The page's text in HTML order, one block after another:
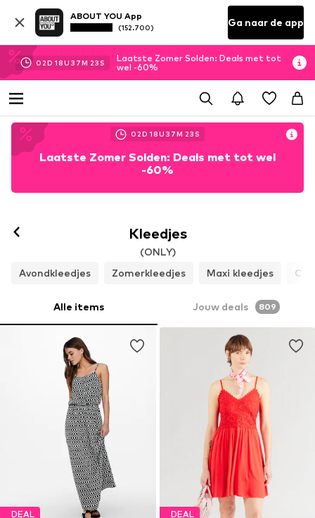
ABOUT YOU App
(152.700) Ga naar de app
02D 18U 37M 20 S
Laatste Zomer Solden: Deals met tot
wel -60%
02D 18U 37M 20 S
Laatste Zomer Solden: Deals met tot wel
-60%
Kleedjes
(ONLY)
Avondkleedjes
Zomerkleedjes Maxi kleedjes
Alle items Jouw deals 809
DEAL DEAL